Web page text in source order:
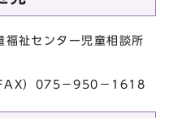
福祉センター児童相談所
）075－950－1618